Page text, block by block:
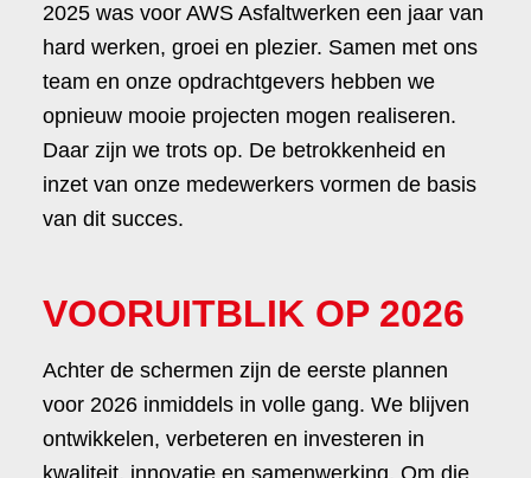
2025 was voor AWS Asfaltwerken een jaar van
hard werken, groei en plezier. Samen met ons
team en onze opdrachtgevers hebben we
opnieuw mooie projecten mogen realiseren.
Daar zijn we trots op. De betrokkenheid en
inzet van onze medewerkers vormen de basis
van dit succes.
VOORUITBLIK OP 2026
Achter de schermen zijn de eerste plannen
voor 2026 inmiddels in volle gang. We blijven
ontwikkelen, verbeteren en investeren in
kwaliteit, innovatie en samenwerking. Om die